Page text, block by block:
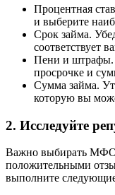
Процентная
и выберите
Срок займа.
соответствует
Пени и штрафы.
просрочке и
Сумма займа.
которую вы
2. Исследуйте
Важно выбирать МФО
положительными
выполните